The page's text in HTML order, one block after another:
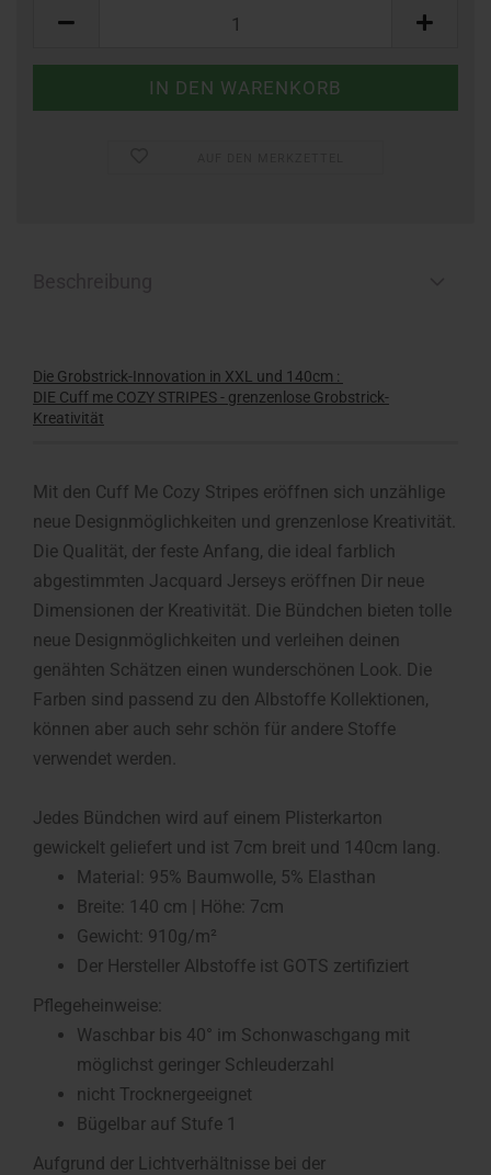
Die Grobstrick-Innovation in XXL und 140cm :
DIE Cuff me COZY STRIPES - grenzenlose Grobstrick-
Kreativität
Mit den Cuff Me Cozy Stripes eröffnen sich unzählige
neue Designmöglichkeiten und grenzenlose Kreativität.
Die Qualität, der feste Anfang, die ideal farblich
abgestimmten Jacquard Jerseys eröffnen Dir neue
Dimensionen der Kreativität. Die Bündchen bieten tolle
neue Designmöglichkeiten und verleihen deinen
genähten Schätzen einen wunderschönen Look. Die
Farben sind passend zu den Albstoffe Kollektionen,
können aber auch sehr schön für andere Stoffe
verwendet werden.
Jedes Bündchen wird auf einem Plisterkarton
gewickelt geliefert und ist 7cm breit und 140cm lang.
Material: 95% Baumwolle, 5% Elasthan
Breite: 140 cm | Höhe: 7cm
Gewicht: 910g/m²
Der Hersteller Albstoffe ist GOTS zertifiziert
Pflegeheinweise:
Waschbar bis 40° im Schonwaschgang mit
möglichst geringer Schleuderzahl
nicht Trocknergeeignet
Bügelbar auf Stufe 1
Aufgrund der Lichtverhältnisse bei der